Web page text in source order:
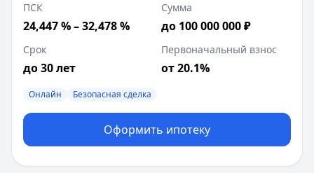
ПСК
24,447 % – 32,478 %
Сумма
до 100 000 000 ₽
Срок
до 30 лет
Первоначальный взнос
от 20.1%
Онлайн Безопасная сделка
Оформить ипотеку